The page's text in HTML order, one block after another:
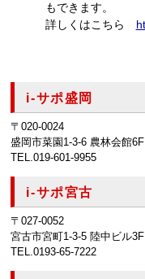
もできます。
詳しくはこちら
i-サポ盛岡
〒020-0024
盛岡市菜園1-3-6 農林会館6F
TEL.019-601-9955
i-サポ宮古
〒027-0052
宮古市宮町1-3-5 陸中ビル3F
TEL.0193-65-7222